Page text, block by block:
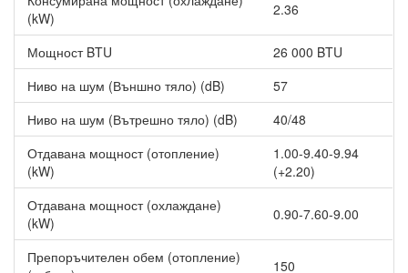
(kW)
2.36
Мощност BTU
26 000 BTU
Ниво на шум (Външно тяло) (dB)
57
Ниво на шум (Вътрешно тяло) (dB)
40/48
Отдавана мощност (отопление)
(kW)
1.00-9.40-9.94
(+2.20)
Отдавана мощност (охлаждане)
(kW)
0.90-7.60-9.00
Препоръчителен обем (отопление)
150